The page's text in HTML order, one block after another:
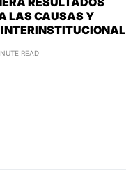
LAS CAUSAS Y
READ